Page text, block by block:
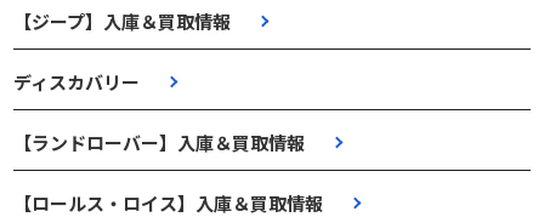
【ジープ】入庫＆買取情報
ディスカバリー
【ランドローバー】入庫＆買取情報
【ロールス・ロイス】入庫＆買取情報